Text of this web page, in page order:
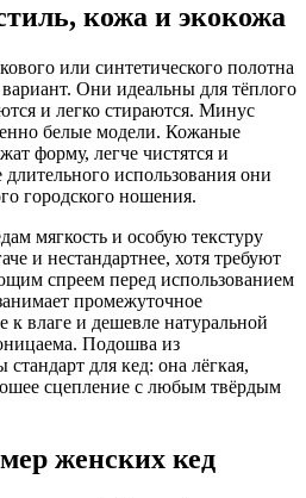
кожа и экокожа
или синтетического полотна
Они идеальны для тёплого
и легко стираются. Минус
белые модели. Кожаные
форму, легче чистятся и
длительного использования они
городского ношения.
мягкость и особую текстуру
и нестандартнее, хотя требуют
спреем перед использованием
промежуточное
к влаге и дешевле натуральной
Подошва из
для кед: она лёгкая,
сцепление с любым твёрдым
женских кед